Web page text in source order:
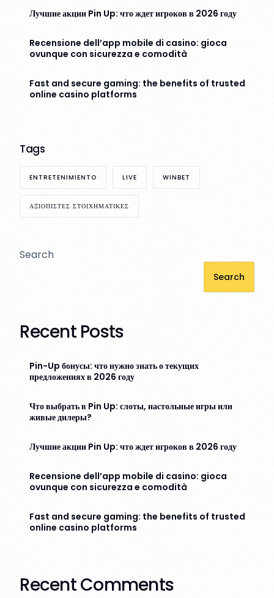
Лучшие акции Pin Up: что ждет игроков в 2026 году
Recensione dell’app mobile di casino: gioca
ovunque con sicurezza e comodità
Fast and secure gaming: the benefits of trusted
online casino platforms
Tags
ENTRETENIMIENTO LIVE WINBET
ΑΞΙΟΠΙΣΤΕΣ ΣΤΟΙΧΗΜΑΤΙΚΕΣ
Search
Search
Recent Posts
Pin-Up бонусы: что нужно знать о текущих
предложениях в 2026 году
Что выбрать в Pin Up: слоты, настольные игры или
живые дилеры?
Лучшие акции Pin Up: что ждет игроков в 2026 году
Recensione dell’app mobile di casino: gioca
ovunque con sicurezza e comodità
Fast and secure gaming: the benefits of trusted
online casino platforms
Recent Comments